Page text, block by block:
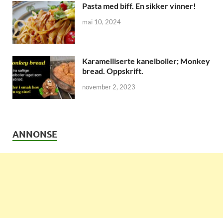
Pasta med biff. En sikker vinner!
mai 10, 2024
Karamelliserte kanelboller; Monkey
bread. Oppskrift.
november 2, 2023
ANNONSE